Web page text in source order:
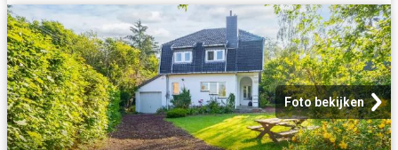
Foto bekijken